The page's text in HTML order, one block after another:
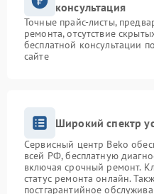
консультация
Точные прайс-листы,
ремонта, отсутствие
бесплатной консультации
сайте
Широкий спектр
Сервисный центр Beko
всей РФ, бесплатную
включая срочный ремонт.
статус ремонта онлайн.
постгарантийное